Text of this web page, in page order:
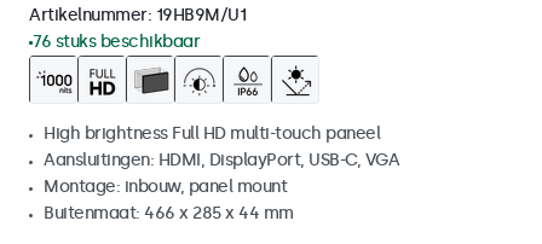
Artikelnummer: 19HB9M/U1
76 stuks beschikbaar
High brightness Full HD multi-touch paneel
Aansluitingen: HDMI, DisplayPort, USB-C, VGA
Montage: inbouw, panel mount
Buitenmaat: 466 x 285 x 44 mm